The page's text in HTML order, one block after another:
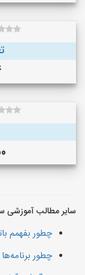
سایر مطالب آموزشی
چطور بفهمم
چطور